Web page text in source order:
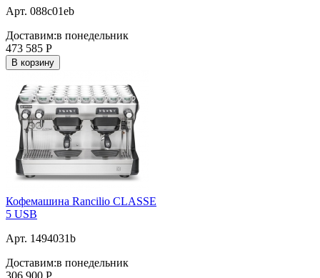
Арт. 088c01eb
Доставим:в понедельник
473 585 Р
В корзину
Кофемашина Rancilio CLASSE
5 USB
Арт. 1494031b
Доставим:в понедельник
306 900 Р